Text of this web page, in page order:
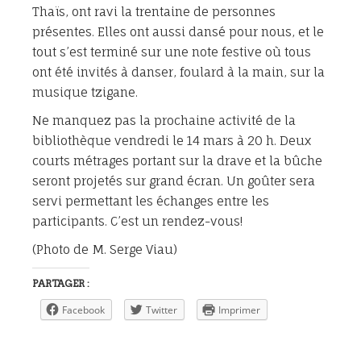
Thaïs, ont ravi la trentaine de personnes
présentes. Elles ont aussi dansé pour nous, et le
tout s’est terminé sur une note festive où tous
ont été invités à danser, foulard à la main, sur la
musique tzigane.
Ne manquez pas la prochaine activité de la
bibliothèque vendredi le 14 mars à 20 h. Deux
courts métrages portant sur la drave et la bûche
seront projetés sur grand écran. Un goûter sera
servi permettant les échanges entre les
participants. C’est un rendez-vous!
(Photo de M. Serge Viau)
PARTAGER :
Facebook Twitter Imprimer